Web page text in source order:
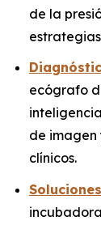
de la
ecógrafo
de imagen
clínicos.